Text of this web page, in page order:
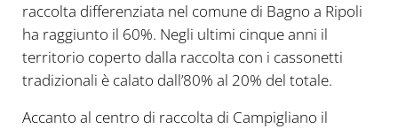
raccolta differenziata nel comune di Bagno a Ripoli
ha raggiunto il 60%. Negli ultimi cinque anni il
territorio coperto dalla raccolta con i cassonetti
tradizionali è calato dall’80% al 20% del totale.
Accanto al centro di raccolta di Campigliano il